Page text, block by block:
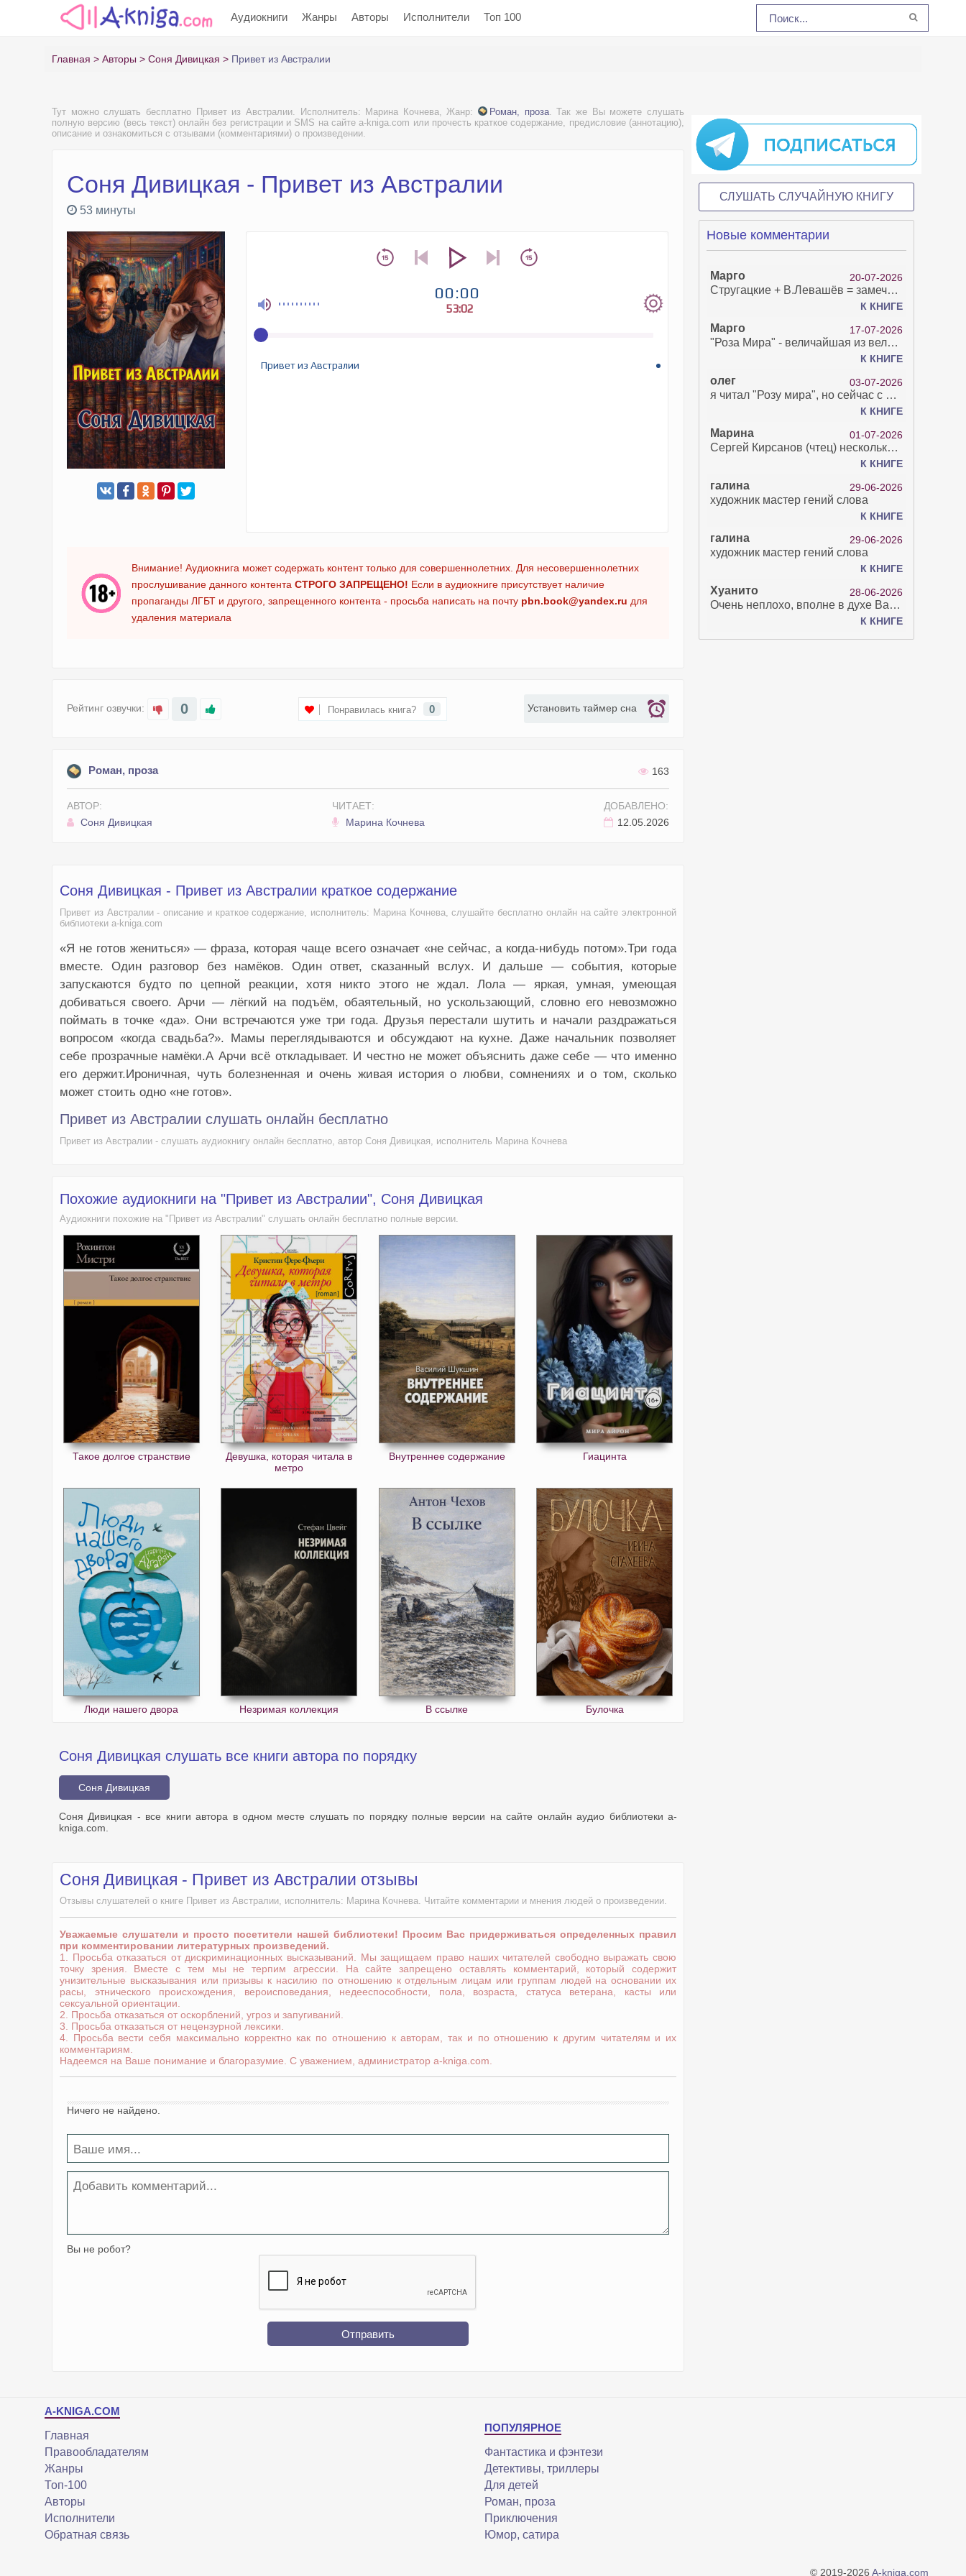
Аудиокниги Жанры Авторы Исполнители Топ 100
Главная Авторы Соня Дивицкая Привет из Австралии
Тут можно слушать бесплатно Привет из Австралии. Исполнитель: Марина Кочнева, Жанр: Роман, проза. Так же Вы можете слушать
полную версию (весь текст) онлайн без регистрации и SMS на сайте a-kniga.com или прочесть краткое содержание, предисловие (аннотацию),
описание и ознакомиться с отзывами (комментариями) о произведении.
Соня Дивицкая - Привет из Австралии
53 минуты
00:00
53:02
Привет из Австралии
Внимание! Аудиокнига может содержать контент только для совершеннолетних. Для несовершеннолетних
прослушивание данного контента СТРОГО ЗАПРЕЩЕНО! Если в аудиокниге присутствует наличие
пропаганды ЛГБТ и другого, запрещенного контента - просьба написать на почту pbn.book@yandex.ru для
удаления материала
Рейтинг озвучки: 0 Понравилась книга? 0 Установить таймер сна
Роман, проза 163
АВТОР:
Соня Дивицкая
ЧИТАЕТ:
Марина Кочнева
ДОБАВЛЕНО:
12.05.2026
Соня Дивицкая - Привет из Австралии краткое содержание
Привет из Австралии - описание и краткое содержание, исполнитель: Марина Кочнева, слушайте бесплатно онлайн на сайте электронной
библиотеки a-kniga.com
«Я не готов жениться» — фраза, которая чаще всего означает «не сейчас, а когда-нибудь потом».Три года
вместе. Один разговор без намёков. Один ответ, сказанный вслух. И дальше — события, которые
запускаются будто по цепной реакции, хотя никто этого не ждал. Лола — яркая, умная, умеющая
добиваться своего. Арчи — лёгкий на подъём, обаятельный, но ускользающий, словно его невозможно
поймать в точке «да». Они встречаются уже три года. Друзья перестали шутить и начали раздражаться
вопросом «когда свадьба?». Мамы переглядываются и обсуждают на кухне. Даже начальник позволяет
себе прозрачные намёки.А Арчи всё откладывает. И честно не может объяснить даже себе — что именно
его держит.Ироничная, чуть болезненная и очень живая история о любви, сомнениях и о том, сколько
может стоить одно «не готов».
Привет из Австралии слушать онлайн бесплатно
Привет из Австралии - слушать аудиокнигу онлайн бесплатно, автор Соня Дивицкая, исполнитель Марина Кочнева
Похожие аудиокниги на "Привет из Австралии", Соня Дивицкая
Аудиокниги похожие на "Привет из Австралии" слушать онлайн бесплатно полные версии.
Такое долгое странствие
Девушка, которая читала в
метро
Внутреннее содержание Гиацинта
Люди нашего двора Незримая коллекция В ссылке Булочка
Соня Дивицкая слушать все книги автора по порядку
Соня Дивицкая
Соня Дивицкая - все книги автора в одном месте слушать по порядку полные версии на сайте онлайн аудио библиотеки a-
kniga.com.
Соня Дивицкая - Привет из Австралии отзывы
Отзывы слушателей о книге Привет из Австралии, исполнитель: Марина Кочнева. Читайте комментарии и мнения людей о произведении.
Уважаемые слушатели и просто посетители нашей библиотеки! Просим Вас придерживаться определенных правил
при комментировании литературных произведений.
1. Просьба отказаться от дискриминационных высказываний. Мы защищаем право наших читателей свободно выражать свою
точку зрения. Вместе с тем мы не терпим агрессии. На сайте запрещено оставлять комментарий, который содержит
унизительные высказывания или призывы к насилию по отношению к отдельным лицам или группам людей на основании их
расы, этнического происхождения, вероисповедания, недееспособности, пола, возраста, статуса ветерана, касты или
сексуальной ориентации.
2. Просьба отказаться от оскорблений, угроз и запугиваний.
3. Просьба отказаться от нецензурной лексики.
4. Просьба вести себя максимально корректно как по отношению к авторам, так и по отношению к другим читателям и их
комментариям.
Надеемся на Ваше понимание и благоразумие. С уважением, администратор a-kniga.com.
Ничего не найдено.
Вы не робот?
Отправить
СЛУШАТЬ СЛУЧАЙНУЮ КНИГУ
Новые комментарии
Марго 20-07-2026
Стругацкие + В.Левашёв = замечательно!
К КНИГЕ
Марго 17-07-2026
"Роза Мира" - величайшая из великих Книг - она отвечает на все вопросы, прочитать её нелегко...
К КНИГЕ
олег 03-07-2026
я читал "Розу мира", но сейчас с возрастом зрение рухнуло. Но хочется ещё почитать. Просто захватывает. Хорошо, что есть А КНИГА. Спасибо за вашу работу.
К КНИГЕ
Марина 01-07-2026
Сергей Кирсанов (чтец) несколько раз рыгнул в микрофон. В наушниках это было хорошо слышно и сильно неприятно. Я понимаю, что это бесплатная аудиокнига, но не до такой же степени наплевать на слушателя..
К КНИГЕ
галина 29-06-2026
художник мастер гений слова
К КНИГЕ
галина 29-06-2026
художник мастер гений слова
К КНИГЕ
Хуанито 28-06-2026
Очень неплохо, вполне в духе Варго!)
К КНИГЕ
A-KNIGA.COM
Главная
Правообладателям
Жанры
Топ-100
Авторы
Исполнители
Обратная связь
ПОПУЛЯРНОЕ
Фантастика и фэнтези
Детективы, триллеры
Для детей
Роман, проза
Приключения
Юмор, сатира
© 2019-2026 A-kniga.com